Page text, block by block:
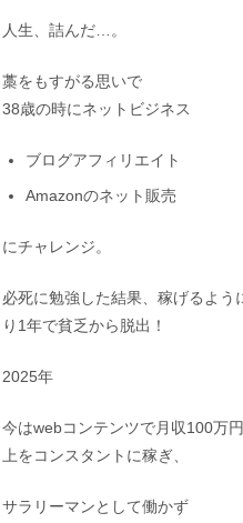
人生、詰んだ…。
藁をもすがる思いで
38歳の時にネットビジネス
ブログアフィリエイト
Amazonのネット販売
にチャレンジ。
必死に勉強した結果、稼げるよう
り1年で貧乏から脱出！
2025年
今はwebコンテンツで月収100万
上をコンスタントに稼ぎ、
サラリーマンとして働かず